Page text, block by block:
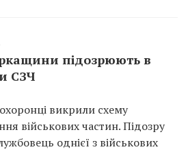
підозрюють в
СЗЧ
викрили схему
військових частин. Підозру
однієї з військових